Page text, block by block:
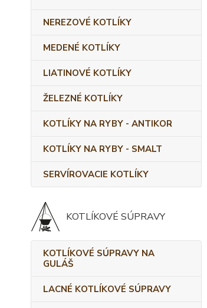
NEREZOVÉ KOTLÍKY
MEDENÉ KOTLÍKY
LIATINOVÉ KOTLÍKY
ŽELEZNÉ KOTLÍKY
KOTLÍKY NA RYBY - ANTIKOR
KOTLÍKY NA RYBY - SMALT
SERVÍROVACIE KOTLÍKY
KOTLÍKOVÉ SÚPRAVY
KOTLÍKOVÉ SÚPRAVY NA
GULÁŠ
LACNÉ KOTLÍKOVÉ SÚPRAVY